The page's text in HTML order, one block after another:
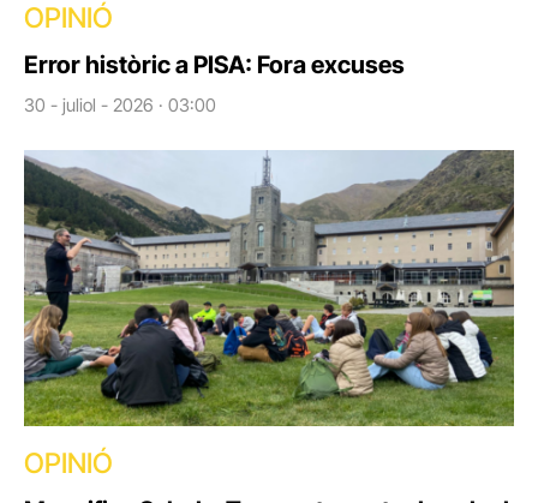
OPINIÓ
Error històric a PISA: Fora excuses
30 - juliol - 2026 · 03:00
OPINIÓ